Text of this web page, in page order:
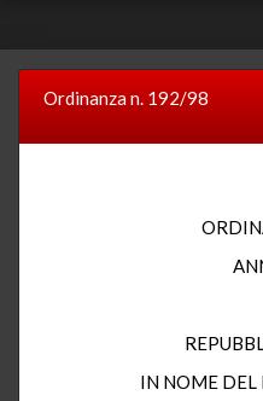
Ordinanza n. 192/98
IN NOME